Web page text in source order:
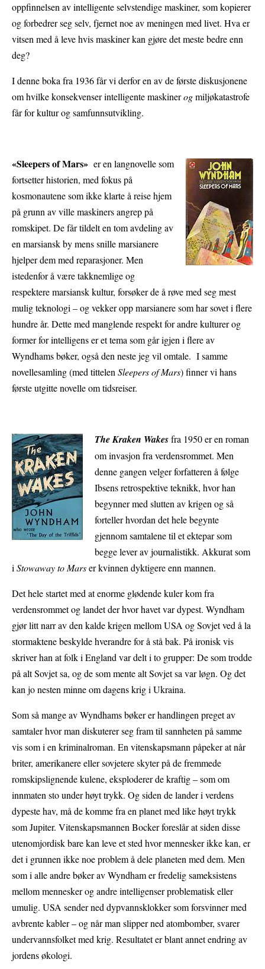
oppfinnelsen av intelligente selvstendige maskiner, som kopierer
og forbedrer seg selv, fjernet noe av meningen med livet. Hva er
vitsen med å leve hvis maskiner kan gjøre det meste bedre enn
deg?
I denne boka fra 1936 får vi derfor en av de første diskusjonene
om hvilke konsekvenser intelligente maskinerogmiljøkatastrofe
får for kultur og samfunnsutvikling.
«Sleepers of Mars» er en langnovelle som
fortsetter historien, med fokus på
kosmonautene som ikke klarte å reise hjem
på grunn av ville maskiners angrep på
romskipet. De får tildelt en tom avdeling av
en marsiansk by mens snille marsianere
hjelper dem med reparasjoner. Men
istedenfor å være takknemlige og
respektere marsiansk kultur, forsøker de å røve med seg mest
mulig teknologi – og vekker opp marsianere som har sovet i flere
hundre år. Dette med manglende respekt for andre kulturer og
former for intelligens er et tema som går igjen i flere av
Wyndhams bøker, også den neste jeg vil omtale. I samme
novellesamling (med tittelenSleepers of Mars) finner vi hans
første utgitte novelle om tidsreiser.
The Kraken Wakesfra 1950 er en roman
om invasjon fra verdensrommet. Men
denne gangen velger forfatteren å følge
Ibsens retrospektive teknikk, hvor han
begynner med slutten av krigen og så
forteller hvordan det hele begynte
gjennom samtalene til et ektepar som
begge lever av journalistikk. Akkurat som
iStowaway to Marser kvinnen dyktigere enn mannen.
Det hele startet med at enorme glødende kuler kom fra
verdensrommet og landet der hvor havet var dypest. Wyndham
gjør litt narr av den kalde krigen mellom USA og Sovjet ved å la
stormaktene beskylde hverandre for å stå bak. På ironisk vis
skriver han at folk i England var delt i to grupper: De som trodde
på alt Sovjet sa, og de som mente alt Sovjet sa var løgn. Og det
kan jo nesten minne om dagens krig i Ukraina.
Som så mange av Wyndhams bøker er handlingen preget av
samtaler hvor man diskuterer seg fram til sannheten på samme
vis som i en kriminalroman. En vitenskapsmann påpeker at når
briter, amerikanere eller sovjetere skyter på de fremmede
romskipslignende kulene, eksploderer de kraftig – som om
innmaten sto under høyt trykk. Og siden de lander i verdens
dypeste hav, må de komme fra en planet med like høyt trykk
som Jupiter. Vitenskapsmannen Bocker foreslår at siden disse
utenomjordisk bare kan leve et sted hvor mennesker ikke kan, er
det i grunnen ikke noe problem å dele planeten med dem. Men
som i alle andre bøker av Wyndham er fredelig sameksistens
mellom mennesker og andre intelligenser problematisk eller
umulig. USA sender ned dypvannsklokker som forsvinner med
avbrente kabler – og når man slipper ned atombomber, svarer
undervannsfolket med krig. Resultatet er blant annet endring av
jordens økologi.